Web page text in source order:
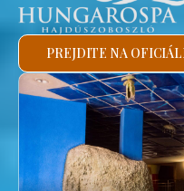
PREJDITE NA